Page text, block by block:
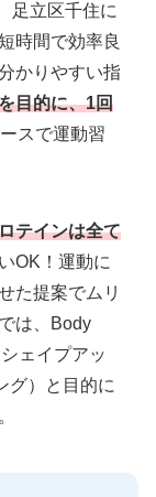
足立区千住に
時間で効率良
かりやすい指
目的に、1回
スで運動習
テインは全て
OK！運動に
た提案でムリ
は、Body
ェイプアッ
グ）と目的に